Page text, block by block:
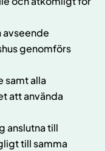
avseende
genomförs
samt alla
att använda
anslutna till
till samma